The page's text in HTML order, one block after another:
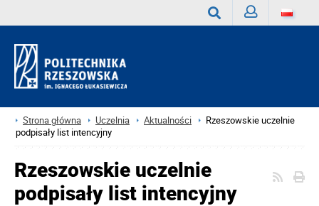
Strona główna Uczelnia Aktualności
Rzeszowskie uczelnie
podpisały list intencyjny
Rzeszowskie uczelnie
podpisały list intencyjny